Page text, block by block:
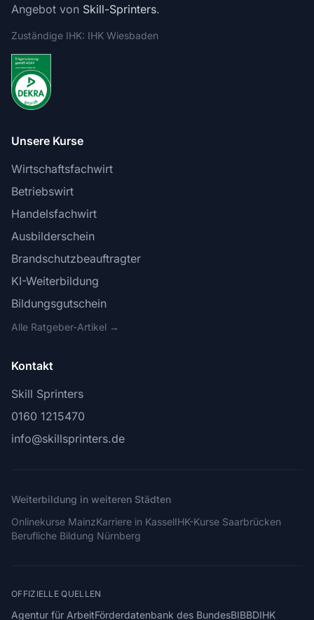
Angebot von Skill-Sprinters.
Zuständige IHK: IHK Wiesbaden
Unsere Kurse
Wirtschaftsfachwirt
Betriebswirt
Handelsfachwirt
Ausbilderschein
Brandschutzbeauftragter
KI-Weiterbildung
Bildungsgutschein
Alle Ratgeber-Artikel →
Kontakt
Skill Sprinters
0160 1215470
info@skillsprinters.de
Weiterbildung in weiteren Städten
Onlinekurse MainzKarriere in KasselIHK-Kurse Saarbrücken
Berufliche Bildung Nürnberg
OFFIZIELLE QUELLEN
Agentur für ArbeitFörderdatenbank des BundesBIBBDIHK